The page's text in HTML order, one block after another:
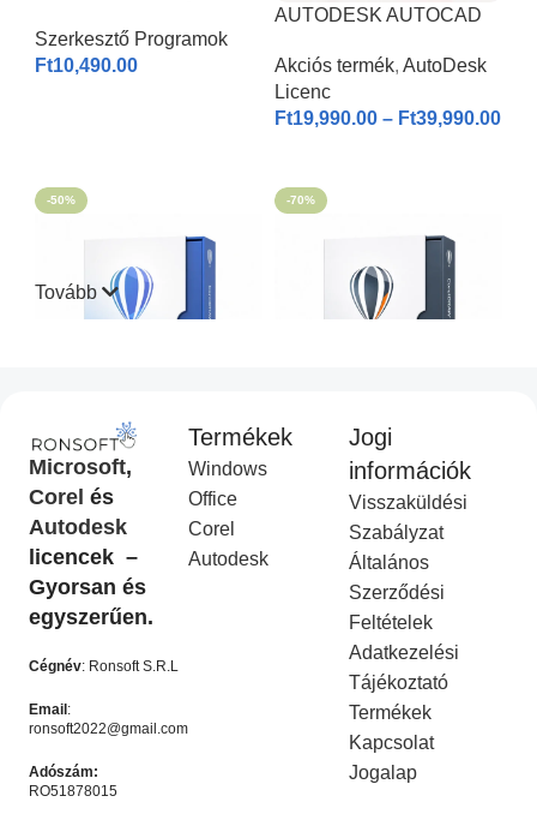
Szerkesztő Programok
Ft10,490.00
AUTODESK AUTOCAD
1-3 éves licenc I
Akciós termék, AutoDesk
Licenc
Ft19,990.00 – Ft39,990.00
-50%
CorelDraw Standard 2021
I
Corel Licenc
Akciós
termék
Ft19,990.00 Ft 9,990.00
KOSÁRBA HELYEZÉS
-70%
CorelDraw Technical Suite
Akciós termék
49,990.00 Ft14,990.00
KOSÁRBA HELYEZÉS
Tovább
Microsoft,
Corel és
Autodesk
licencek –
Gyorsan és
egyszerűen.
Cégnév: Ronsoft S.R.L
Email :
ronsoft2022@gmail.com
Adószám:
RO51878015
Termékek
Windows
Office
Corel
Autodesk
Jogi
információk
Visszaküldési
Szabályzat
Általános
Szerződési
Feltételek
Adatkezelési
Tájékoztató
Termékek
Kapcsolat
Jogalap